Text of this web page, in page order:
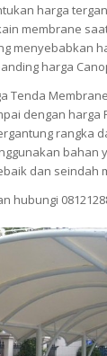
harga
membrane
menyebabkan
harga
Tenda
dengan harga
rangka
bahan
dan seindah
hubungi